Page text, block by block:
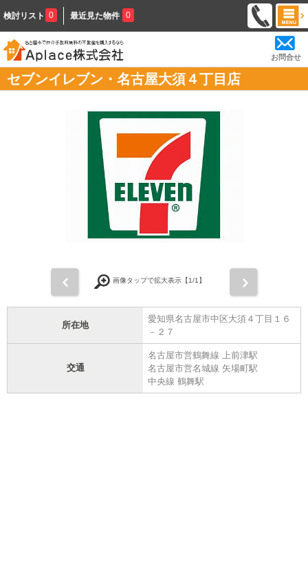
検討リスト 0 最近見た物件 0
お問合せ
セブンイレブン・名古屋大須４丁目店
画像タップで拡大表示【1/1】
所在地
愛知県名古屋市中区大須４丁目１６
－２７
交通
名古屋市営鶴舞線 上前津駅
名古屋市営名城線 矢場町駅
中央線 鶴舞駅